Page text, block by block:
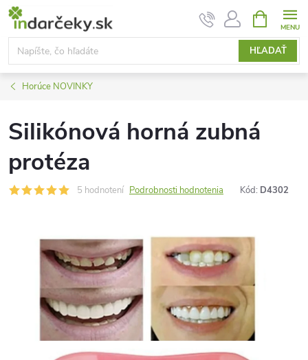
Prejsť
obsah
HĽADAŤ
KOŠÍK
Horúce NOVINKY
Silikónová horná zubná
protéza
5 hodnotení Podrobnosti hodnotenia Kód: D4302